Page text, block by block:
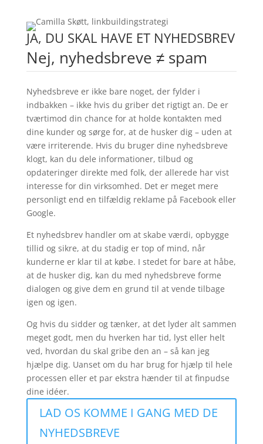
JA, DU SKAL HAVE ET NYHEDSBREV
Nej, nyhedsbreve ≠ spam
Nyhedsbreve er ikke bare noget, der fylder i
indbakken – ikke hvis du griber det rigtigt an. De er
tværtimod din chance for at holde kontakten med
dine kunder og sørge for, at de husker dig – uden at
være irriterende. Hvis du bruger dine nyhedsbreve
klogt, kan du dele informationer, tilbud og
opdateringer direkte med folk, der allerede har vist
interesse for din virksomhed. Det er meget mere
personligt end en tilfældig reklame på Facebook eller
Google.
Et nyhedsbrev handler om at skabe værdi, opbygge
tillid og sikre, at du stadig er top of mind, når
kunderne er klar til at købe. I stedet for bare at håbe,
at de husker dig, kan du med nyhedsbreve forme
dialogen og give dem en grund til at vende tilbage
igen og igen.
Og hvis du sidder og tænker, at det lyder alt sammen
meget godt, men du hverken har tid, lyst eller helt
ved, hvordan du skal gribe den an – så kan jeg
hjælpe dig. Uanset om du har brug for hjælp til hele
processen eller et par ekstra hænder til at finpudse
dine idéer.
LAD OS KOMME I GANG MED DE
NYHEDSBREVE